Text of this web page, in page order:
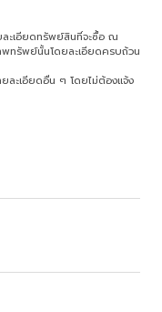
ะเอียดทรัพย์สินที่จะซื้อ ณ
ทรัพย์นั้นโดยละเอียดครบถ้วน
ละเอียดอื่น ๆ โดยไม่ต้องแจ้ง